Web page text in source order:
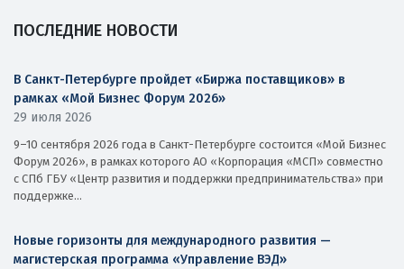
ПОСЛЕДНИЕ НОВОСТИ
В Санкт-Петербурге пройдет «Биржа поставщиков» в
рамках «Мой Бизнес Форум 2026»
29 июля 2026
9–10 сентября 2026 года в Санкт-Петербурге состоится «Мой Бизнес
Форум 2026», в рамках которого АО «Корпорация «МСП» совместно
с СПб ГБУ «Центр развития и поддержки предпринимательства» при
поддержке...
Новые горизонты для международного развития —
магистерская программа «Управление ВЭД»